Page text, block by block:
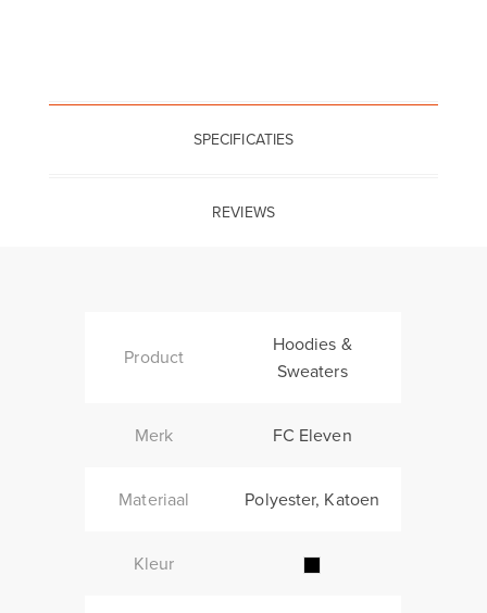
SPECIFICATIES
REVIEWS
Product
Hoodies &
Sweaters
Merk FC Eleven
Materiaal Polyester, Katoen
Kleur